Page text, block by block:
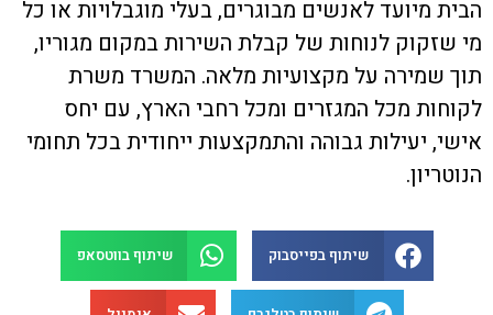
הבית מיועד לאנשים מבוגרים, בעלי מוגבלויות או כל
מי שזקוק לנוחות של קבלת השירות במקום מגוריו,
תוך שמירה על מקצועיות מלאה. המשרד משרת
לקוחות מכל המגזרים ומכל רחבי הארץ, עם יחס
אישי, יעילות גבוהה והתמקצעות ייחודית בכל תחומי
הנוטריון.
שיתוף בפייסבוק שיתוף בווטסאפ